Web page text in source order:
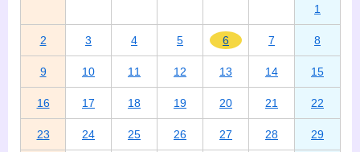
1
2 3 4 5 6 7 8
9 10 11 12 13 14 15
16 17 18 19 20 21 22
23 24 25 26 27 28 29